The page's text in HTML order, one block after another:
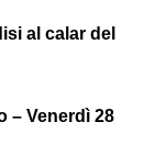
al calar del
– Venerdì 28